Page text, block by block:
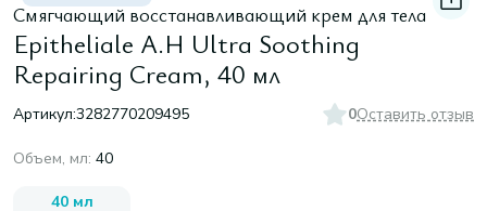
Смягчающий восстанавливающий крем для тела
Epitheliale A.H Ultra Soothing
Repairing Cream, 40 мл
Артикул:3282770209495 0Оставить отзыв
Объем, мл: 40
40 мл